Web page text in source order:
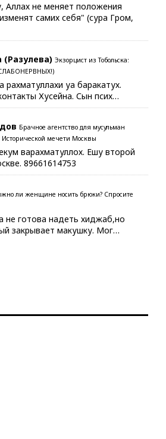
Аллах не меняет положения
самих себя" (сура Гром,
(Разулева) Экзорцист из Тобольска:
рахматуллахи уа баракатух.
Хусейна. Сын псих…
Брачное агентство для мусульман
Исторической мечети Москвы
варахматуллох. Ешу второй
89661614753
ли женщине носить брюки? Спросите
не готова надеть хиджаб,но
закрывает макушку. Мог…